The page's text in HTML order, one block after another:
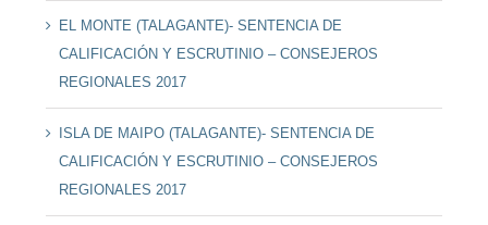
EL MONTE (TALAGANTE)- SENTENCIA DE
CALIFICACIÓN Y ESCRUTINIO – CONSEJEROS
REGIONALES 2017
ISLA DE MAIPO (TALAGANTE)- SENTENCIA DE
CALIFICACIÓN Y ESCRUTINIO – CONSEJEROS
REGIONALES 2017